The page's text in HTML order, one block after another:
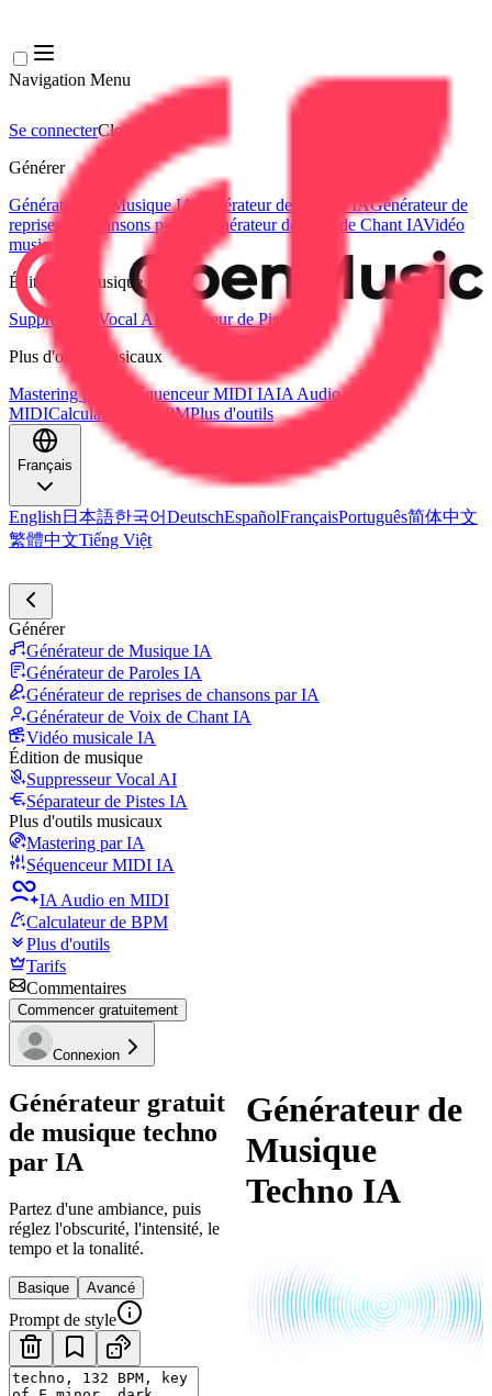
Navigation Menu
Se connecterClose menu
Générer
Générateur de Musique IA Générateur de Paroles IAGénérateur de
reprises de chansons par IA
Générateur de Voix de Chant IAVidéo
musicale IA
Édition de musique
Suppresseur Vocal AI
Séparateur de Pistes IA
Plus d'outils musicaux
Mastering par IA
Séquenceur MIDI IAIA Audio en
MIDICalculateur de BPMPlus d'outils
Français
English 日本語한국어DeutschEspañolFrançaisPortuguês简体中文
繁體中文Tiếng Việt
Générer
Générateur de Musique IA
Générateur de Paroles IA
Générateur de reprises de chansons par IA
Générateur de Voix de Chant IA
Vidéo musicale IA
Édition de musique
Suppresseur Vocal AI
Séparateur de Pistes IA
Plus d'outils musicaux
Mastering par IA
Séquenceur MIDI IA
IA Audio en MIDI
Calculateur de BPM
Plus d'outils
Tarifs
Commentaires
Commencer gratuitement
Connexion
Générateur gratuit
de musique techno
par IA
Partez d'une ambiance, puis
réglez l'obscurité, l'intensité, le
tempo et la tonalité.
Basique Avancé
Prompt de style
Générateur de
Musique
Techno IA